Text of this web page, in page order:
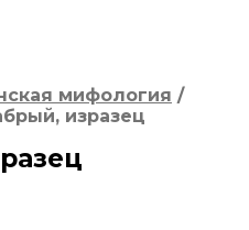
мифология /
изразец